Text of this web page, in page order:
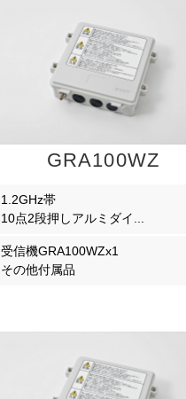
GRA100WZ
1.2GHz帯
10点2段押しアルミダイ...
受信機GRA100WZx1
その他付属品